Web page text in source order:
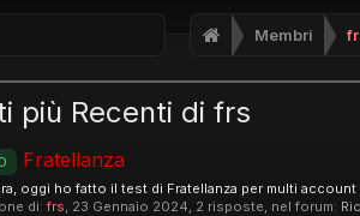
Membri
più Recenti di frs
Fratellanza
oggi ho fatto il test di Fratellanza per multi
di:frs, 23 Gennaio 2024, 2 risposte, nel forum: